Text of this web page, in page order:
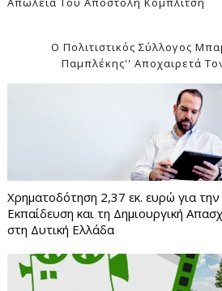
Ο Πολιτιστικός Σύλλογος
Παμπλέκης'' Αποχαιρετά
Χρηματοδότηση 2,37 εκ. ευρώ για
Εκπαίδευση και τη Δημιουργική
στη Δυτική Ελλάδα